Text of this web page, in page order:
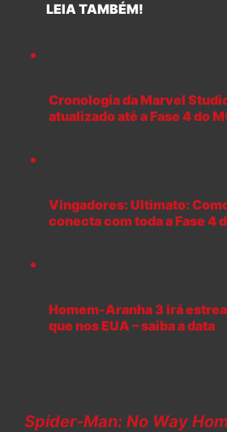
LEIA TAMBÉM!
Cronologia da Marvel
atualizado até a Fase 4 do
Vingadores: Ultimato:
conecta com toda a Fase 4
Homem-Aranha 3 irá
que nos EUA – saiba a data
Spider-Man: No Way